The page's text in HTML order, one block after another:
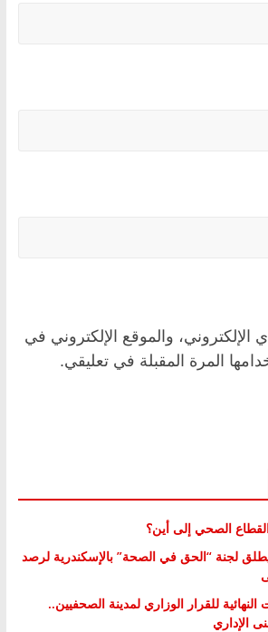
والموقع الإلكتروني في
المرة المقبلة في تعليقي.
الصحي إلى أين؟
لجنة “الحق في الصحة” بالإسكندرية لرصد
للقرار الوزاري لمدينة الصحفيين..
الإداري